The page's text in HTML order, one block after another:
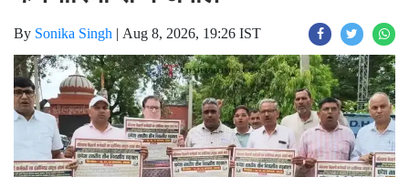
By Sonika Singh | Aug 8, 2026, 19:26 IST